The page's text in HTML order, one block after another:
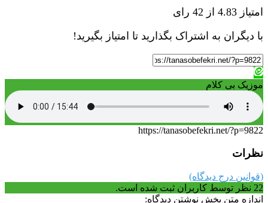
امتیاز 4.83 از 42 رای
با دیگران به اشتراک بگذارید تا امتیاز بگیرید!
موزیک بی کلام
https://tanasobefekri.net/?p=9822
نظرات
(قوانین درج دیدگاه)
22 نظر توسط کاربران ثبت شده است.
اندازه متن بخش نوشتن دیدگاه: